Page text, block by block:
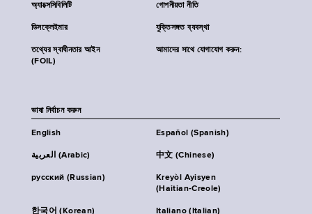
অ্যাক্সেসিবিলিটি গোপনীয়তা নীতি
ডিসক্লেইমার যুক্তিসঙ্গত ব্যবস্থা
তথ্যের স্বাধীনতার আইন
(FOIL)
আমাদের সাথে যোগাযোগ করুন:
ভাষা নির্বাচন করুন
English Español (Spanish)
العربية (Arabic) 中文 (Chinese)
русский (Russian)
Kreyòl Ayisyen
(Haitian-Creole)
한국어 (Korean) Italiano (Italian)